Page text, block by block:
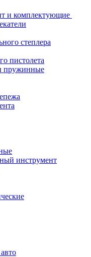
и комплектующие
степлера
пистолета
пружинные
инструмент